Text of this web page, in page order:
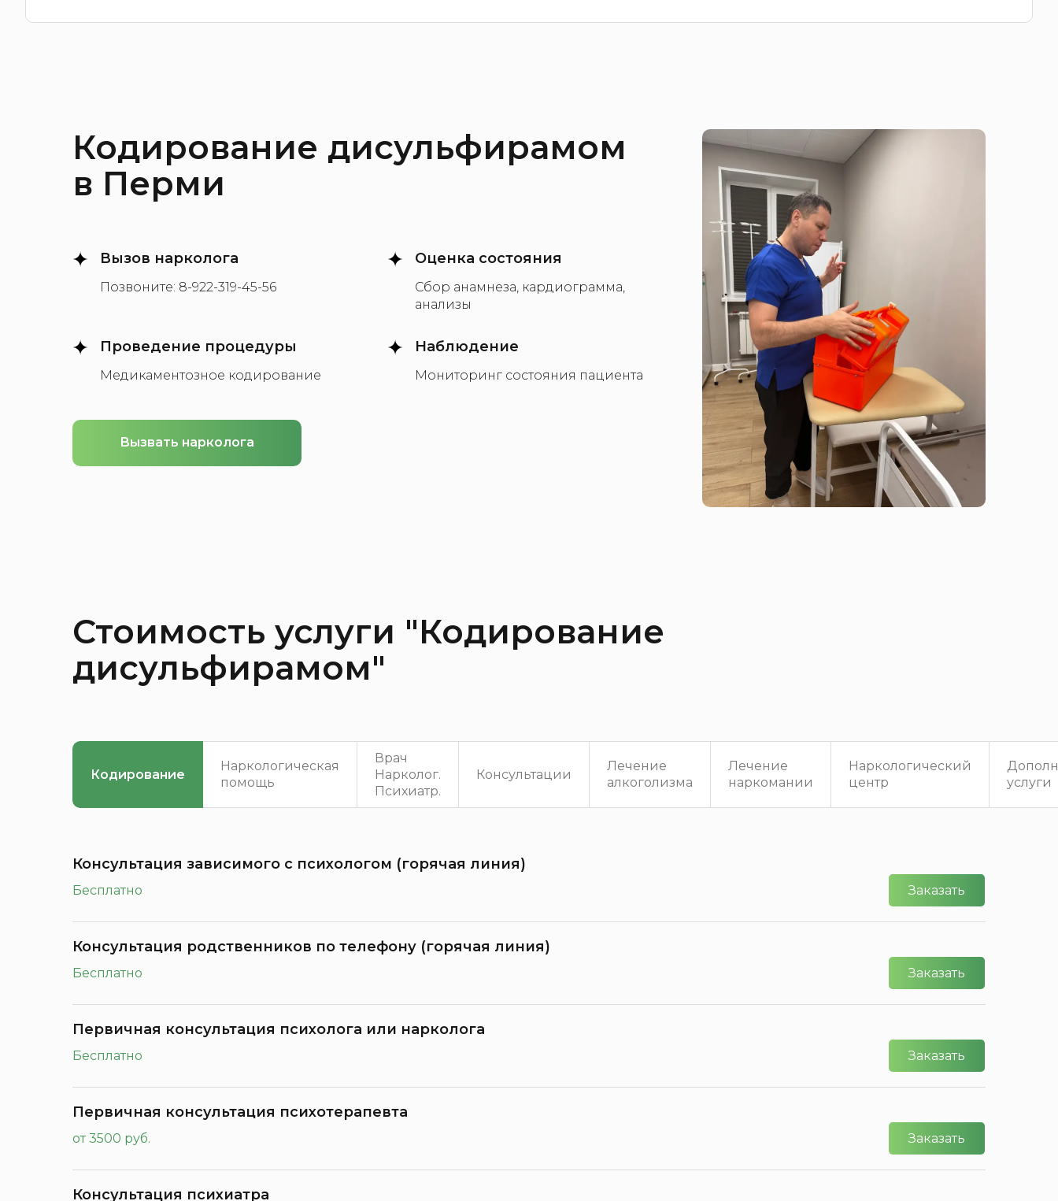
Кодирование дисульфирамом
в Перми
Вызов нарколога
Позвоните: 8-922-319-45-56
Оценка состояния
Сбор анамнеза, кардиограмма,
анализы
Проведение процедуры
Медикаментозное кодирование
Наблюдение
Мониторинг состояния пациента
Вызвать нарколога
Стоимость услуги "Кодирование
дисульфирамом"
Кодирование
Наркологическая
помощь
Врач
Нарколог.
Психиатр.
Консультации
Лечение
алкоголизма
Лечение
наркомании
Наркологический
центр
услуги
Консультация зависимого с психологом (горячая линия)
Бесплатно Заказать
Консультация родственников по телефону (горячая линия)
Бесплатно Заказать
Первичная консультация психолога или нарколога
Бесплатно Заказать
Первичная консультация психотерапевта
от 3500 руб. Заказать
Консультация психиатра